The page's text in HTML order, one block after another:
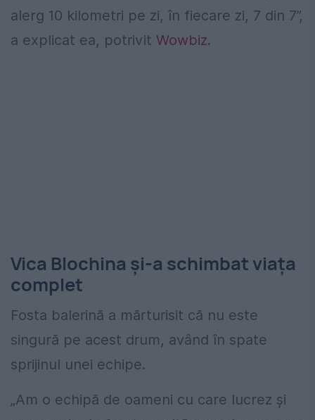
alerg 10 kilometri pe zi, în fiecare zi, 7 din 7”,
a explicat ea, potrivit Wowbiz.
Vica Blochina și-a schimbat viața
complet
Fosta balerină a mărturisit că nu este
singură pe acest drum, având în spate
sprijinul unei echipe.
„Am o echipă de oameni cu care lucrez și